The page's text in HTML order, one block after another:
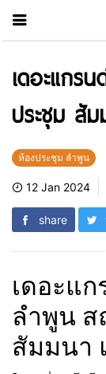
เดอะแกร
ประชุม สัม
ห้องประชุม ลำพูน
12 Jan 2024
share
เดอะแ
ลำพูน ส
สัมมนา